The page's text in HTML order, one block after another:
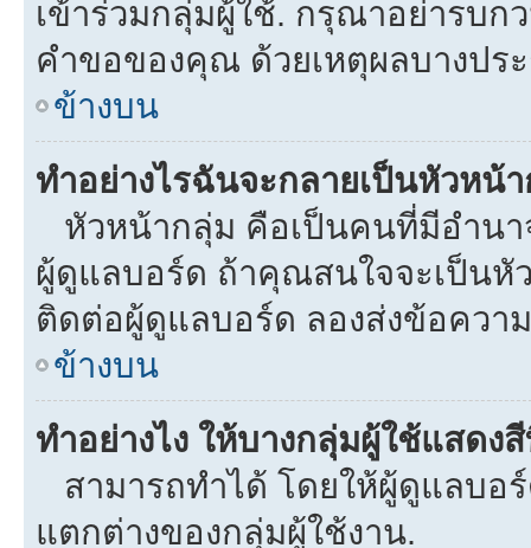
เข้าร่วมกลุ่มผู้ใช้. กรุณาอย่ารบก
คำขอของคุณ ด้วยเหตุผลบางปร
ข้างบน
ทำอย่างไรฉันจะกลายเป็นหัวหน้
หัวหน้ากลุ่ม คือเป็นคนที่มีอำนา
ผู้ดูแลบอร์ด ถ้าคุณสนใจจะเป็น
ติดต่อผู้ดูแลบอร์ด ลองส่งข้อควา
ข้างบน
ทำอย่างไง ให้บางกลุ่มผู้ใช้แสดง
สามารถทำได้ โดยให้ผู้ดูแลบอ
แตกต่างของกลุ่มผู้ใช้งาน.